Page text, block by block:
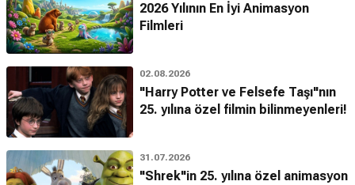
2026 Yılının En İyi Animasyon
Filmleri
02.08.2026
"Harry Potter ve Felsefe Taşı"nın
25. yılına özel filmin bilinmeyenleri!
31.07.2026
"Shrek"in 25. yılına özel animasyon